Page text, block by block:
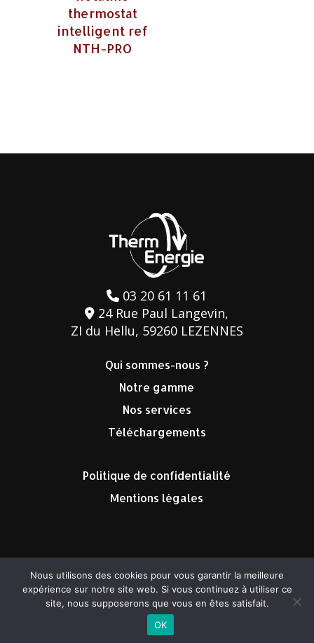
thermostat
intelligent ref
NTH-PRO
03 20 61 11 61
24 Rue Paul Langevin,
ZI du Hellu, 59260 LEZENNES
Qui sommes-nous ?
Notre gamme
Nos services
Téléchargements
Politique de confidentialité
Mentions légales
©2023 Therm’Energie tous droits réservés
Nous utilisons des cookies pour vous garantir la meilleure
expérience sur notre site web. Si vous continuez à utiliser ce
site, nous supposerons que vous en êtes satisfait.
OK